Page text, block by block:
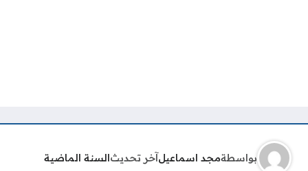
بواسطةمجد اسماعيلآخر تحديثالسنة الماضية